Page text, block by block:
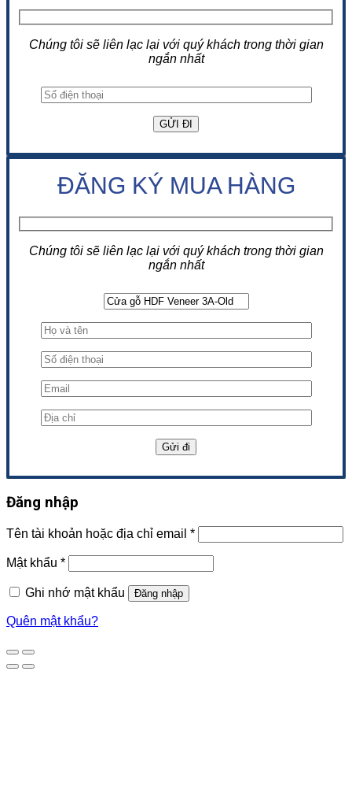
Chúng tôi sẽ liên lạc lại với quý khách trong thời gian
ngắn nhất
ĐĂNG KÝ MUA HÀNG
Chúng tôi sẽ liên lạc lại với quý khách trong thời gian
ngắn nhất
Đăng nhập
Tên tài khoản hoặc địa chỉ email *
Mật khẩu *
Ghi nhớ mật khẩu Đăng nhập
Quên mật khẩu?